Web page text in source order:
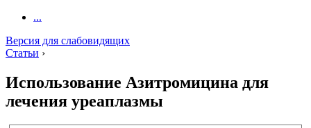
...
Версия для слабовидящих
Статьи ›
Использование Азитромицина для
лечения уреаплазмы